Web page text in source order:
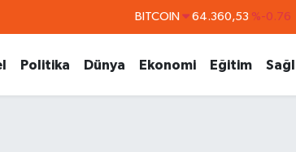
BITCOIN 64.360,53 %-0.76
EURO 55,0265 %0.01
STERLİN 64,1897 %0.02
Politika Dünya Ekonomi Eğitim